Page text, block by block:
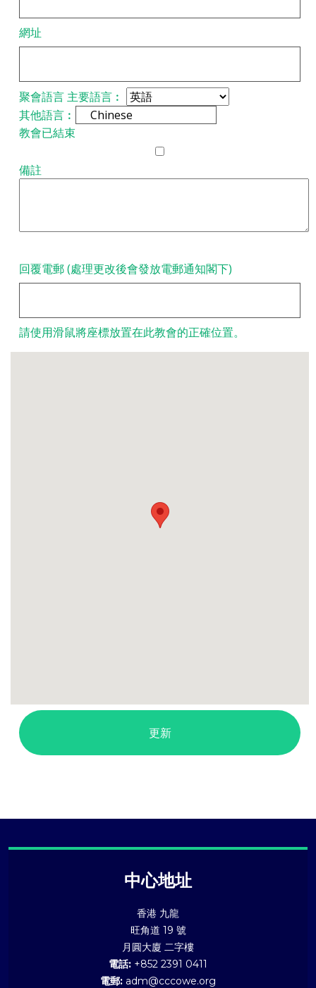
網址
聚會語言 主要語言︰
其他語言︰
教會已結束
備註
回覆電郵 (處理更改後會發放電郵通知閣下)
請使用滑鼠將座標放置在此教會的正確位置。
中心地址
香港 九龍
旺角道 19 號
月圓大廈 二字樓
電話: +852 2391 0411
電郵: adm@cccowe.org